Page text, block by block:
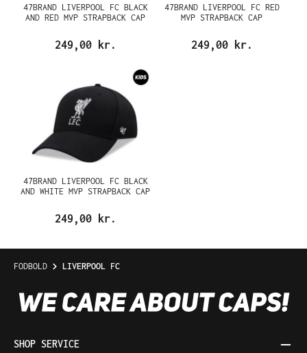
47BRAND LIVERPOOL FC BLACK
AND RED MVP STRAPBACK CAP
249,00 kr.
47BRAND LIVERPOOL FC RED
MVP STRAPBACK CAP
249,00 kr.
47BRAND LIVERPOOL FC BLACK
AND WHITE MVP STRAPBACK CAP
249,00 kr.
FODBOLD LIVERPOOL FC
SHOP SERVICE